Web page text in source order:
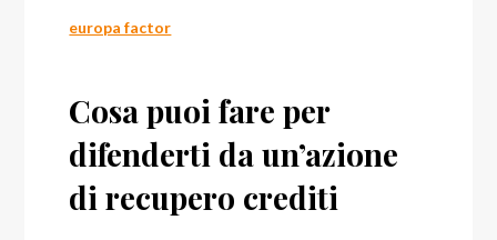
europa factor
Cosa puoi fare per
difenderti da un’azione
di recupero crediti